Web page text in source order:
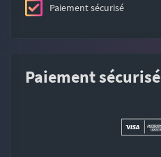
Paiement sécurisé
Paiement sécurisé